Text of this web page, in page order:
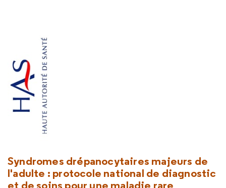
Syndromes drépanocytaires majeurs de
l'adulte : protocole national de diagnostic
et de soins pour une maladie rare